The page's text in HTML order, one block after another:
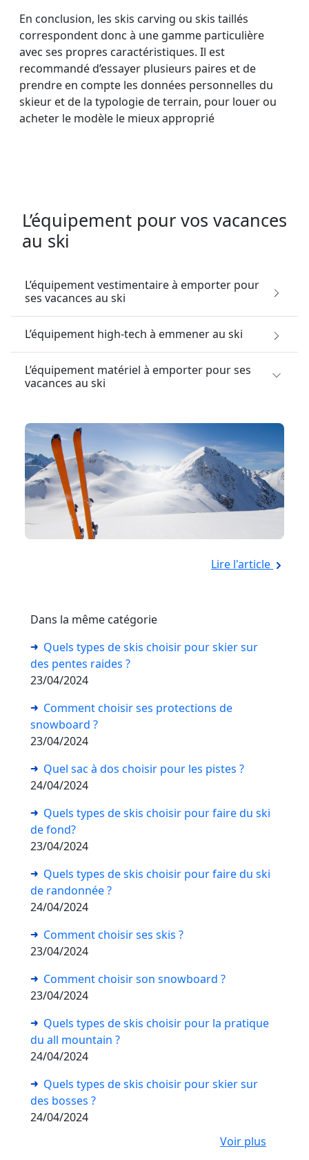
En conclusion, les skis carving ou skis taillés
correspondent donc à une gamme particulière
avec ses propres caractéristiques. Il est
recommandé d’essayer plusieurs paires et de
prendre en compte les données personnelles du
skieur et de la typologie de terrain, pour louer ou
acheter le modèle le mieux approprié
L’équipement pour vos vacances
au ski
L’équipement vestimentaire à emporter pour
ses vacances au ski
L’équipement high-tech à emmener au ski
L’équipement matériel à emporter pour ses
vacances au ski
Lire l'article
Dans la même catégorie
Quels types de skis choisir pour skier sur
des pentes raides ?
23/04/2024
Comment choisir ses protections de
snowboard ?
23/04/2024
Quel sac à dos choisir pour les pistes ?
24/04/2024
Quels types de skis choisir pour faire du ski
de fond?
23/04/2024
Quels types de skis choisir pour faire du ski
de randonnée ?
24/04/2024
Comment choisir ses skis ?
23/04/2024
Comment choisir son snowboard ?
23/04/2024
Quels types de skis choisir pour la pratique
du all mountain ?
24/04/2024
Quels types de skis choisir pour skier sur
des bosses ?
24/04/2024
Voir plus